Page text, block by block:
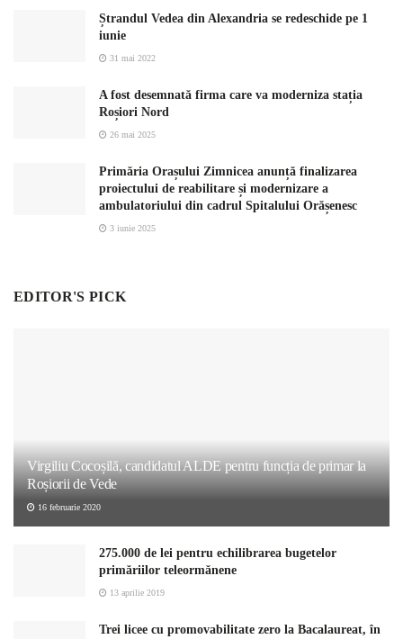
Ștrandul Vedea din Alexandria se redeschide pe 1
iunie
31 mai 2022
A fost desemnată firma care va moderniza stația
Roșiori Nord
26 mai 2025
Primăria Orașului Zimnicea anunță finalizarea
proiectului de reabilitare și modernizare a
ambulatoriului din cadrul Spitalului Orășenesc
3 iunie 2025
EDITOR'S PICK
Virgiliu Cocoșilă, candidatul ALDE pentru funcția de primar la
Roșiorii de Vede
16 februarie 2020
275.000 de lei pentru echilibrarea bugetelor
primăriilor teleormănene
13 aprilie 2019
Trei licee cu promovabilitate zero la Bacalaureat, în